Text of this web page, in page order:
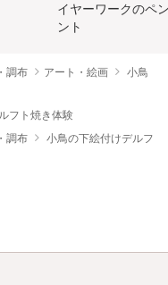
イヤーワークのペ
ント
調布 アート・絵画
小鳥
フト焼き体験
調布
小鳥の下絵付けデルフ